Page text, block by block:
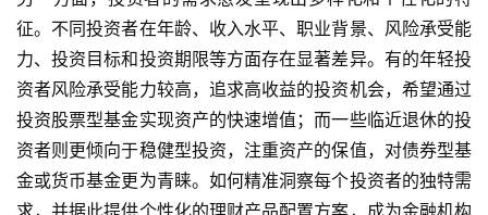
征。不同投资者在年龄、收入水平、职业背景、风险承受能
力、投资目标和投资期限等方面存在显著差异。有的年轻投
资者风险承受能力较高，追求高收益的投资机会，希望通过
投资股票型基金实现资产的快速增值；而一些临近退休的投
资者则更倾向于稳健型投资，注重资产的保值，对债券型基
金或货币基金更为青睐。如何精准洞察每个投资者的独特需